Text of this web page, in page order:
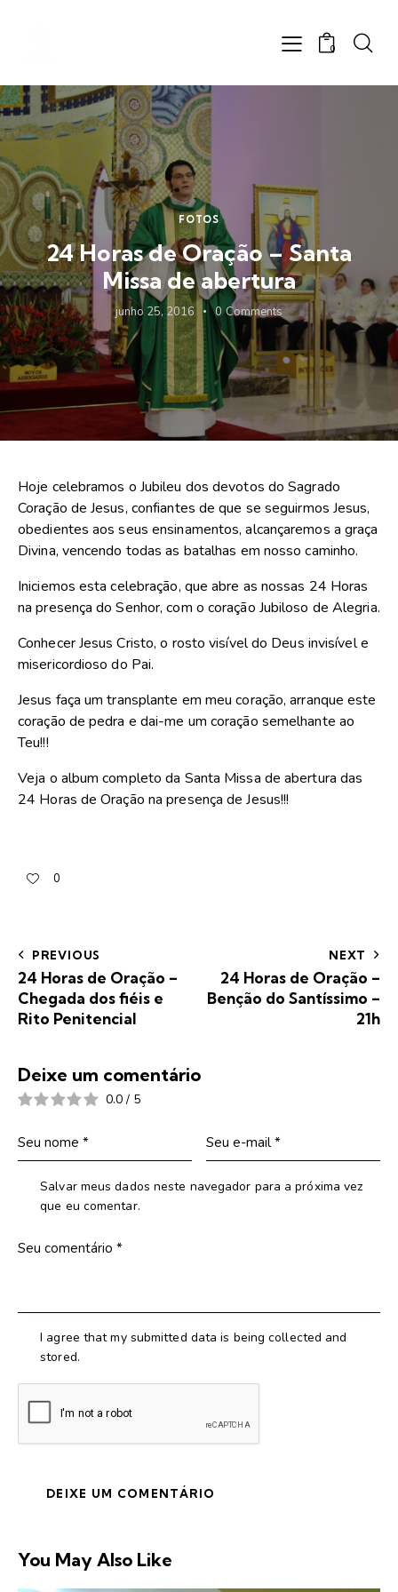
0
FOTOS
24 Horas de Oração – Santa
Missa de abertura
junho 25, 2016 0 Comments
Hoje celebramos o Jubileu dos devotos do Sagrado
Coração de Jesus, confiantes de que se seguirmos Jesus,
obedientes aos seus ensinamentos, alcançaremos a graça
Divina, vencendo todas as batalhas em nosso caminho.
Iniciemos esta celebração, que abre as nossas 24 Horas
na presença do Senhor, com o coração Jubiloso de Alegria.
Conhecer Jesus Cristo, o rosto visível do Deus invisível e
misericordioso do Pai.
Jesus faça um transplante em meu coração, arranque este
coração de pedra e dai-me um coração semelhante ao
Teu!!!
Veja o album completo da Santa Missa de abertura das
24 Horas de Oração na presença de Jesus!!!
0
PREVIOUS
24 Horas de Oração –
Chegada dos fiéis e
Rito Penitencial
NEXT
24 Horas de Oração –
Benção do Santíssimo –
21h
Deixe um comentário
0.0 / 5
Salvar meus dados neste navegador para a próxima vez
que eu comentar.
I agree that my submitted data is being collected and
stored.
You May Also Like